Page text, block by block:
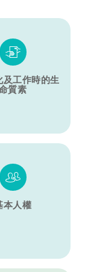
及工作時的生
質素
本人權